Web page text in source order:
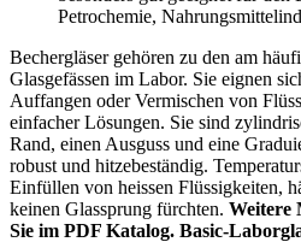
Petrochemie,
Bechergläser gehören zu den am
Glasgefässen im Labor. Sie eignen
Auffangen oder Vermischen von
einfacher Lösungen. Sie sind
Rand, einen Ausguss und eine
robust und hitzebeständig.
Einfüllen von heissen Flüssigkeiten,
keinen Glassprung fürchten. Weitere
Sie im PDF Katalog. Basic-